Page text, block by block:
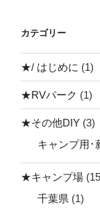
カテゴリー
★/ はじめに (1)
★RVパーク (1)
★その他DIY (3)
キャンプ用･
★キャンプ場
千葉県 (1)